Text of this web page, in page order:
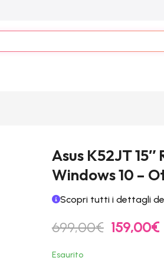
Asus K52JT
Windows 10 –
Scopri tutti i dettagli
699,00€ Il
prezzo
159,00€Il
Esaurito